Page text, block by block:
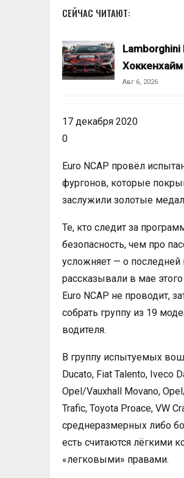
СЕЙЧАС ЧИТАЮТ:
Lamborghini
Авг 6, 2026
17 декабря 2020
0
Euro NCAP провёл
фургонов, которые
заслужили золотые
Те, кто следит за
безопасность, чем про
усложняет — о
рассказывали в мае
Euro NCAP не проводит,
собрать группу из 19
водителя.
В группу испытуемых
Ducato, Fiat Talento, Iveco
Opel/Vauxhall Movano,
Trafic, Toyota Proace, VW
среднеразмерных либо
есть считаются лёгкими
«легковыми» правами.